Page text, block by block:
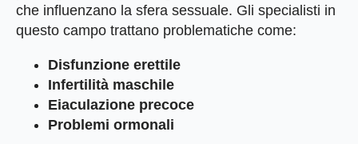
che influenzano la sfera sessuale. Gli specialisti in
questo campo trattano problematiche come:
Disfunzione erettile
Infertilità maschile
Eiaculazione precoce
Problemi ormonali